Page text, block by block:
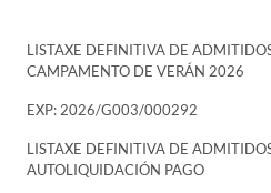
LISTAXE DEFINITIVA DE
CAMPAMENTO DE VERÁN 2026
EXP: 2026/G003/000292
LISTAXE DEFINITIVA DE
AUTOLIQUIDACIÓN PAGO